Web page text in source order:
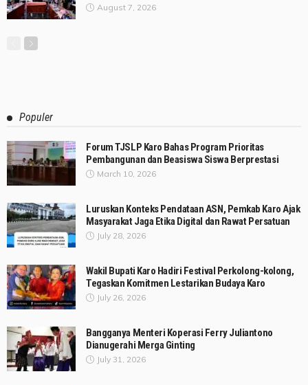
August 7, 2026
Populer
Forum TJSLP Karo Bahas Program Prioritas
Pembangunan dan Beasiswa Siswa Berprestasi
March 10, 2026
Luruskan Konteks Pendataan ASN, Pemkab Karo Ajak
Masyarakat Jaga Etika Digital dan Rawat Persatuan
July 28, 2026
Wakil Bupati Karo Hadiri Festival Perkolong-kolong,
Tegaskan Komitmen Lestarikan Budaya Karo
July 26, 2026
Bangganya Menteri Koperasi Ferry Juliantono
Dianugerahi Merga Ginting
July 31, 2026